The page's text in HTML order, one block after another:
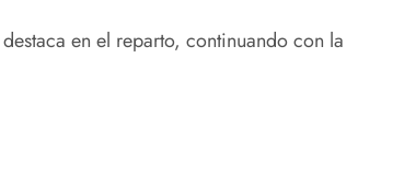
en el reparto, continuando con la